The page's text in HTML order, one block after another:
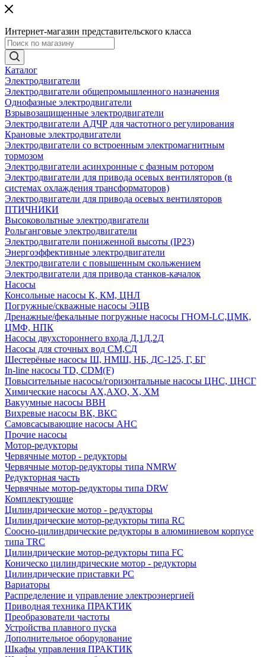
Интернет-магазин представительского класса
Каталог
Электродвигатели
Электродвигатели общепромышленного назначения
Однофазные электродвигатели
Взрывозащищенные электродвигатели
Электродвигатели АДЧР для частотного регулирования
Крановые электродвигатели
Электродвигатели со встроенным электромагнитным
тормозом
Электродвигатели асинхронные с фазным ротором
Электродвигатели для привода осевых вентиляторов (в
системах охлаждения трансформаторов)
Электродвигатели для привода осевых вентиляторов
ПТИЧНИКИ
Высоковольтные электродвигатели
Рольганговые электродвигатели
Электродвигатели пониженной высоты (IP23)
Энергоэффективные электродвигатели
Электродвигатели с повышенным скольжением
Электродвигатели для привода станков-качалок
Насосы
Консольные насосы К, КМ, ЦНЛ
Погружные/скважные насосы ЭЦВ
Дренажные/фекальные погружные насосы ГНОМ-LC,ЦМК,
ЦМФ, НПК
Насосы двухстороннего входа Д,1Д,2Д
Насосы для сточных вод СМ,СД
Шестерёные насосы Ш, НМШ, НБ, ДС-125, Г, БГ
In-line насосы TD, CDM(F)
Повысительные насосы/горизонтальные насосы ЦНС, ЦНСГ
Химические насосы АХ,АХО, Х, ХМ
Вакуумные насосы ВВН
Вихревые насосы ВК, ВКС
Самовсасывающие насосы АНС
Прочие насосы
Мотор-редукторы
Червячные мотор - редукторы
Червячные мотор-редукторы типа NMRW
Редукторная часть
Червячные мотор-редукторы типа DRW
Комплектующие
Цилиндрические мотор - редукторы
Цилиндрические мотор-редукторы типа RC
Соосно-цилиндрические редукторы в алюминиевом корпусе
типа TRC
Цилиндрические мотор-редукторы типа FC
Коническо цилиндрические мотор - редукторы
Цилиндрические приставки PC
Вариаторы
Распределение и управление электроэнергией
Приводная техника ПРАКТИК
Преобразователи частоты
Устройства плавного пуска
Дополнительное оборудование
Шкафы управления ПРАКТИК